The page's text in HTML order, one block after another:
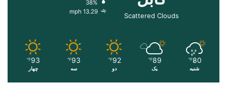
Scattered Clouds
38%
13.29 mph
80
℉
شنبه
89
℉
یک
92
℉
دو
93
℉
سه
93
℉
چهار